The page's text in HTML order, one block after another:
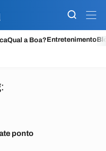
Qual a Boa?Entretenimento
ponto